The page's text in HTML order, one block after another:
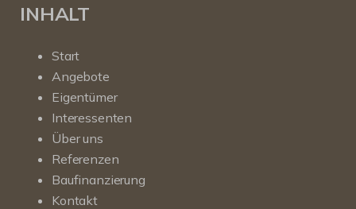
INHALT
Start
Angebote
Eigentümer
Interessenten
Über uns
Referenzen
Baufinanzierung
Kontakt